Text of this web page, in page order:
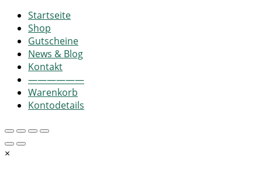
Startseite
Shop
Gutscheine
News & Blog
Kontakt
——————
Warenkorb
Kontodetails
×